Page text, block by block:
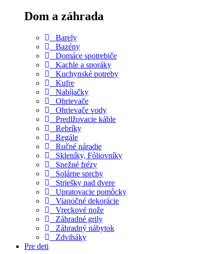
Dom a záhrada
Barely
Bazény
Domáce spotrebiče
Kachle a sporáky
Kuchynské potreby
Kufre
Nabíjačky
Ohrievače
Ohrievače vody
Predlžovacie káble
Rebríky
Regále
Ručné náradie
Skleníky, Fóliovníky
Snežné frézy
Solárne sprchy
Striešky nad dvere
Upratovacie pomôcky
Vianočné dekorácie
Vreckové nože
Záhradné grily
Záhradný nábytok
Zdviháky
Pre deti